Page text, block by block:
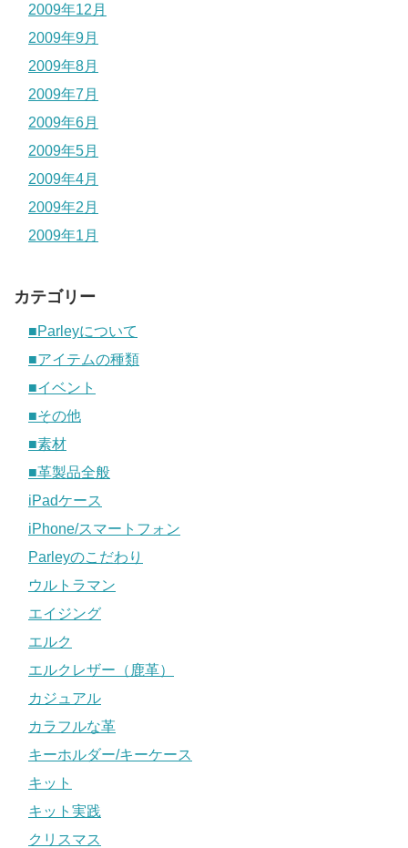
2009年12月
2009年9月
2009年8月
2009年7月
2009年6月
2009年5月
2009年4月
2009年2月
2009年1月
カテゴリー
■Parleyについて
■アイテムの種類
■イベント
■その他
■素材
■革製品全般
iPadケース
iPhone/スマートフォン
Parleyのこだわり
ウルトラマン
エイジング
エルク
エルクレザー（鹿革）
カジュアル
カラフルな革
キーホルダー/キーケース
キット
キット実践
クリスマス